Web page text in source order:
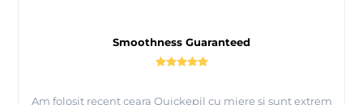
Smoothness Guaranteed
Am folosit recent ceara Quickepil cu miere și sunt extrem